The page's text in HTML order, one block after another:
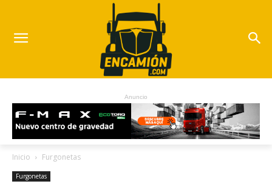
Anuncio
Inicio Furgonetas
Furgonetas